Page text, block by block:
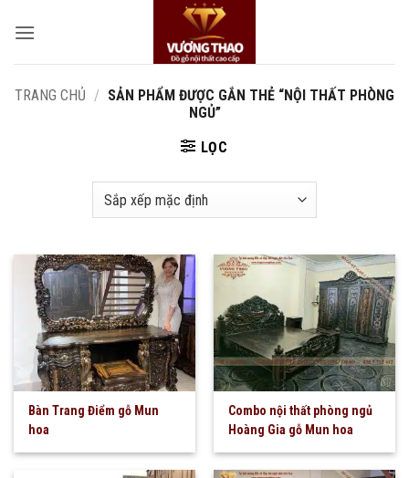
qua
TRANG CHỦ / SẢN PHẨM ĐƯỢC GẮN THẺ “NỘI THẤT PHÒNG
NGỦ”
LỌC
Bàn Trang Điểm gỗ Mun
hoa
Combo nội thất phòng ngủ
Hoàng Gia gỗ Mun hoa